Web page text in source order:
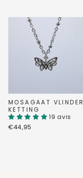
MOSAGAAT VLINDER
KETTING
19 avis
€44,95